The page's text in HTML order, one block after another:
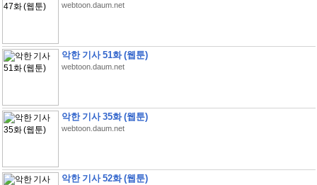
webtoon.daum.net
악한 기사 51화 (웹툰)
webtoon.daum.net
악한 기사 35화 (웹툰)
webtoon.daum.net
악한 기사 52화 (웹툰)